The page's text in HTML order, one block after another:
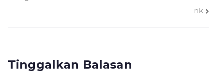
rik
Tinggalkan Balasan